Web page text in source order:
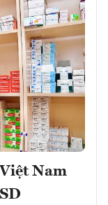
Nam